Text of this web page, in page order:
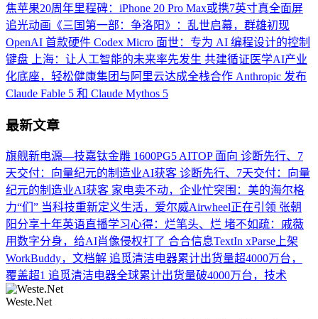
焦苹果20周年里程碑：iPhone 20 Pro Max或携7英寸真全面屏
追光动画《三国第一部：争洛阳》：乱世启幕，群雄初现
OpenAI 首款硬件 Codex Micro 面世：专为 AI 编程设计的控制
键盘
上海：让人工智能的未来率先发生 共建循证医学AI产业
化底座，轻松健康集团与阿里云达成全栈合作 Anthropic 发布
Claude Fable 5 和 Claude Mythos 5
最新文章
旗舰新电源—技嘉钛金雕 1600PG5 AITOP 面向 诊断先行、7
天交付：向量纪元的制造业AI获客 诊断先行、7天交付：向量
纪元的制造业AI获客 家电卖不动，企业忙突围：美的海尔格
力“们” 当科技重新定义生活，爱尔威Airwheel正在引领 张朝
阳分享十年英语直播学习心得：烂笔头、烂 堵不如疏：戚薇
用数字分身，给AI肖像侵权打了 合合信息TextIn xParse上架
WorkBuddy，文档解 追觅清洁电器累计出货量超4000万台，
覆盖超1 追觅清洁电器全球累计出货量破4000万台，技术
Weste.Net